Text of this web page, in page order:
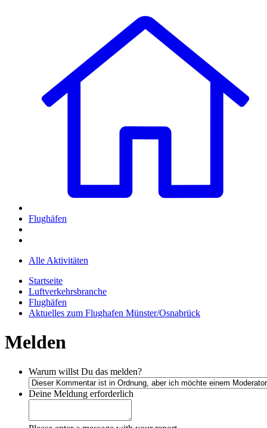
Flughäfen
Alle Aktivitäten
Startseite
Luftverkehrsbranche
Flughäfen
Aktuelles zum Flughafen Münster/Osnabrück
Melden
Warum willst Du das melden?
Deine Meldung erforderlich